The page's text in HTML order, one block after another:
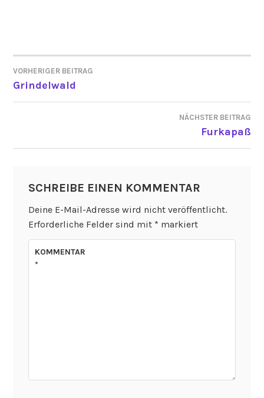
BEITRAGSNAVIGATION
VORHERIGER BEITRAG
Grindelwald
NÄCHSTER BEITRAG
Furkapaß
SCHREIBE EINEN KOMMENTAR
Deine E-Mail-Adresse wird nicht veröffentlicht.
Erforderliche Felder sind mit * markiert
KOMMENTAR
*